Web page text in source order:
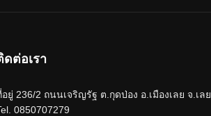
ดต่อเรา
ยู่ 236/2 ถนนเจริญรัฐ ต.กุดป่อง อ.เมืองเลย จ.เลย
0850707279